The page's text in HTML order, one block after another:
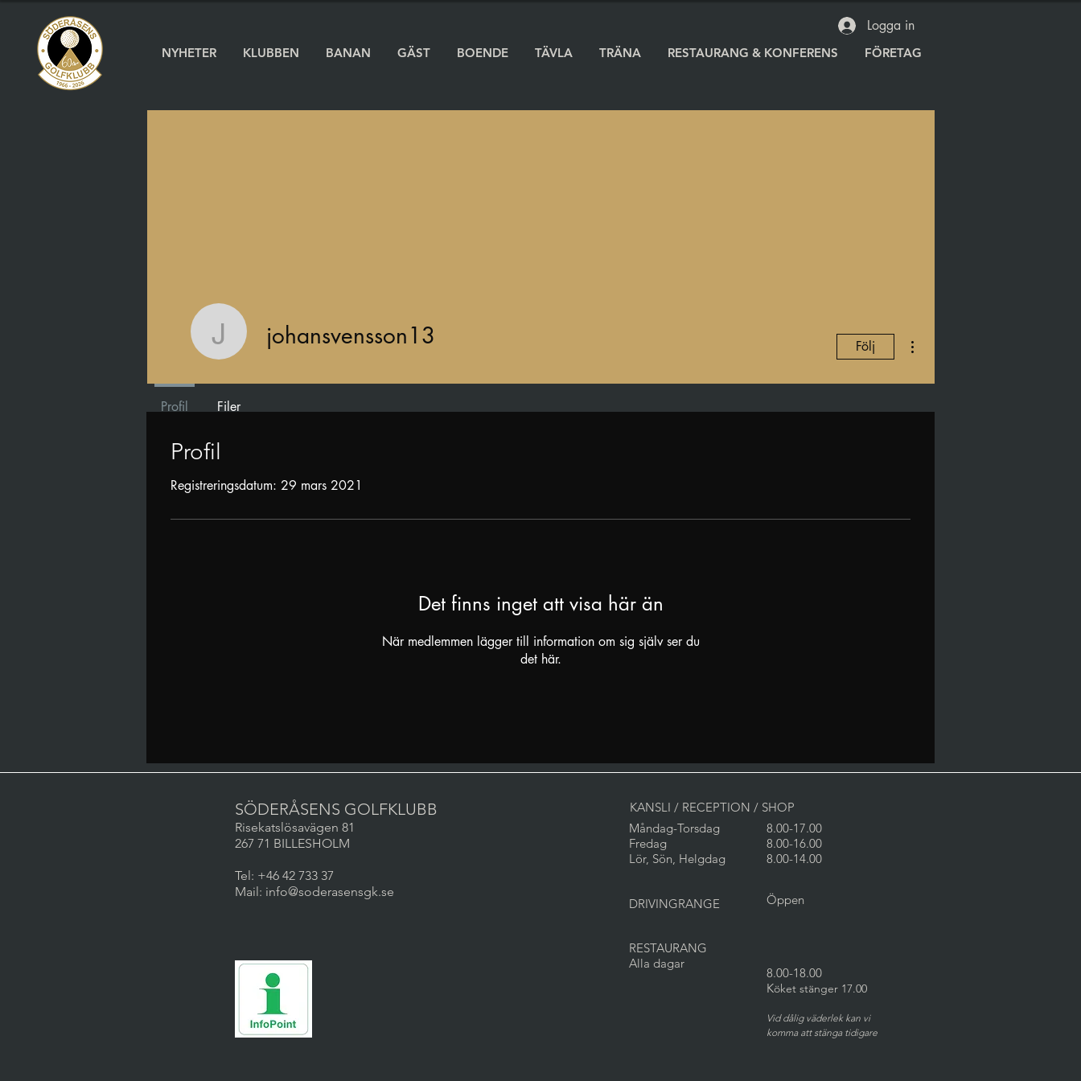
NYHETER KLUBBEN BANAN GÄST BOENDE TÄVLA TRÄNA RESTAURANG & KONFERENS FÖRETAG
Logga in
Profil
Registreringsdatum: 29 mars 2021
Det finns inget att visa här än
När medlemmen lägger till information om sig själv ser du
det här.
johansvensson13
johansvensson13 Följ
Profil Filer
SÖDERÅSENS GOLFKLUBB
Risekatslösavägen 81
267 71 BILLESHOLM
Tel: +46 42 733 37
Mail: info@soderasensgk.se
KANSLI / RECEPTION / SHOP
Måndag-Torsdag
Fredag
Lör, Sön, Helgdag
DRIVINGRANGE
RESTAURANG
Alla dagar
8.00-17.00
8.00-16.00
8.00-14.00
Öppen
8.00-18.00
Köket stänger 17.00
Vid dålig väderlek kan vi
komma att stänga tidigare